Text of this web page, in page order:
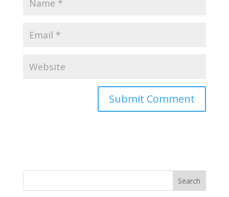
Search